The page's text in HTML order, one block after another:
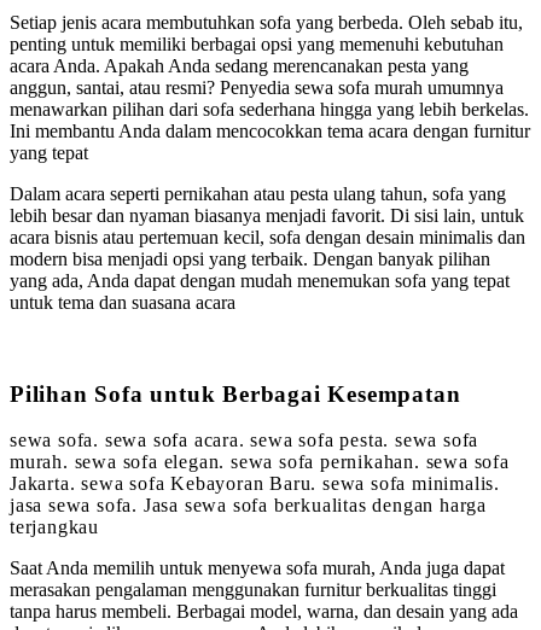
Setiap jenis acara membutuhkan sofa yang berbeda. Oleh sebab itu,
penting untuk memiliki berbagai opsi yang memenuhi kebutuhan
acara Anda. Apakah Anda sedang merencanakan pesta yang
anggun, santai, atau resmi? Penyedia sewa sofa murah umumnya
menawarkan pilihan dari sofa sederhana hingga yang lebih berkelas.
Ini membantu Anda dalam mencocokkan tema acara dengan furnitur
yang tepat
Dalam acara seperti pernikahan atau pesta ulang tahun, sofa yang
lebih besar dan nyaman biasanya menjadi favorit. Di sisi lain, untuk
acara bisnis atau pertemuan kecil, sofa dengan desain minimalis dan
modern bisa menjadi opsi yang terbaik. Dengan banyak pilihan
yang ada, Anda dapat dengan mudah menemukan sofa yang tepat
untuk tema dan suasana acara
Pilihan Sofa untuk Berbagai Kesempatan
sewa sofa. sewa sofa acara. sewa sofa pesta. sewa sofa
murah. sewa sofa elegan. sewa sofa pernikahan. sewa sofa
Jakarta. sewa sofa Kebayoran Baru. sewa sofa minimalis.
jasa sewa sofa. Jasa sewa sofa berkualitas dengan harga
terjangkau
Saat Anda memilih untuk menyewa sofa murah, Anda juga dapat
merasakan pengalaman menggunakan furnitur berkualitas tinggi
tanpa harus membeli. Berbagai model, warna, dan desain yang ada